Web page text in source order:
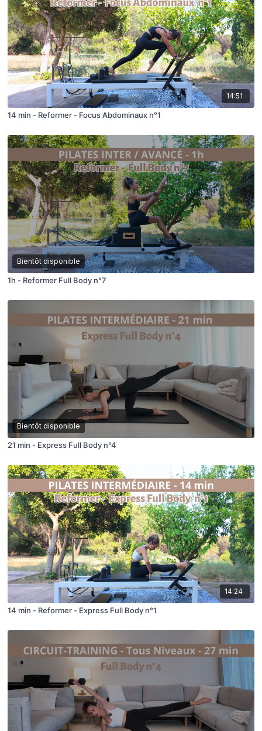
14:51
14 min - Reformer - Focus Abdominaux n°1
Bientôt disponible
1h - Reformer Full Body n°7
Bientôt disponible
21 min - Express Full Body n°4
14:24
14 min - Reformer - Express Full Body n°1